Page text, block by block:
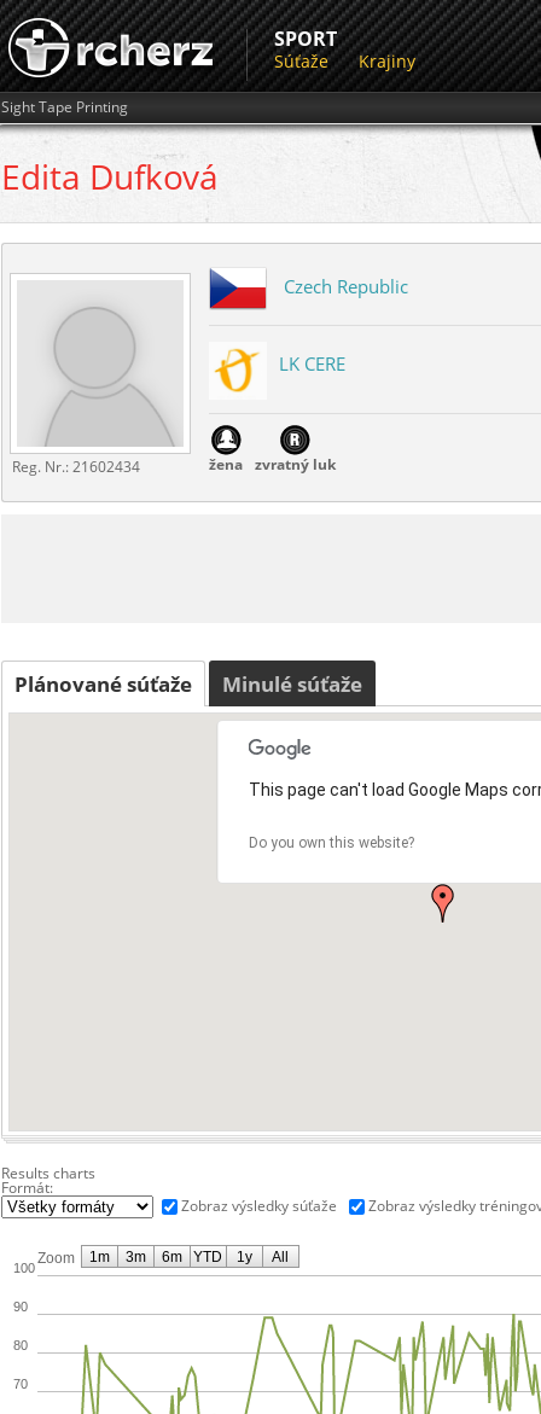
SPORT
Súťaže Krajiny
Sight Tape Printing
Edita Dufková
Reg. Nr.:21602434
Czech Republic
LK CERE
žena zvratný luk
Plánované súťaže Minulé súťaže
This page can't load Google Maps
Do you own this website?
Results charts
Formát:
Zobraz výsledky súťaže
Zobraz výsledky
Zoom
70
80
90
100
1m 3m 6m YTD 1y All